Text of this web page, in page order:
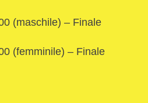
(maschile) – Finale
(femminile) – Finale